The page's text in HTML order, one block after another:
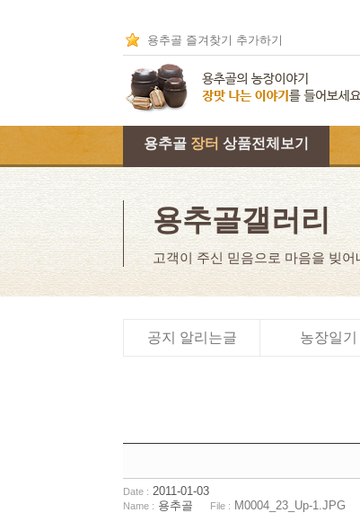
용추골 즐겨찾기 추가하기
용추골 장터 상품전체보기
용추골갤러리
고객이 주신 믿음으로 마음을 빚
공지 알리는글 농장일기
Date : 2011-01-03
Name : 용추골 File : M0004_23_Up-1.JPG